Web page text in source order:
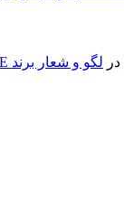
در لگو و شعار برند NIKE